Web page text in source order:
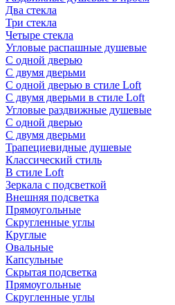
Два стекла
Три стекла
Четыре стекла
Угловые распашные душевые
С одной дверью
С двумя дверьми
С одной дверью в стиле Loft
С двумя дверьми в стиле Loft
Угловые раздвижные душевые
С одной дверью
С двумя дверьми
Трапециевидные душевые
Классический стиль
В стиле Loft
Зеркала с подсветкой
Внешняя подсветка
Прямоугольные
Скругленные углы
Круглые
Овальные
Капсульные
Скрытая подсветка
Прямоугольные
Скругленные углы